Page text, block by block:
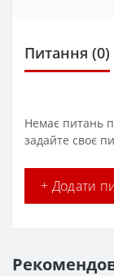
Питання (0)
Немає питань
задайте своє
+ Додати